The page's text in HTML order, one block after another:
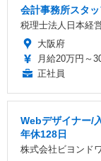
会計事務所スタ
税理士法人日本経
大阪府
月給20万円～
正社員
Webデザイナー/
年休128日
株式会社ビヨンド